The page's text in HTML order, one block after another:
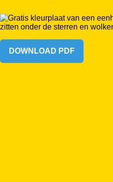
DOWNLOAD PDF